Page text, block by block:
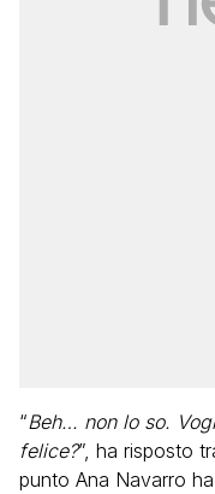
“Beh… non lo so.
felice?”, ha risposto
punto Ana Navarro